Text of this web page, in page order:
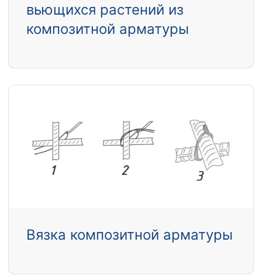
вьющихся растений из
композитной арматуры
Вязка композитной арматуры